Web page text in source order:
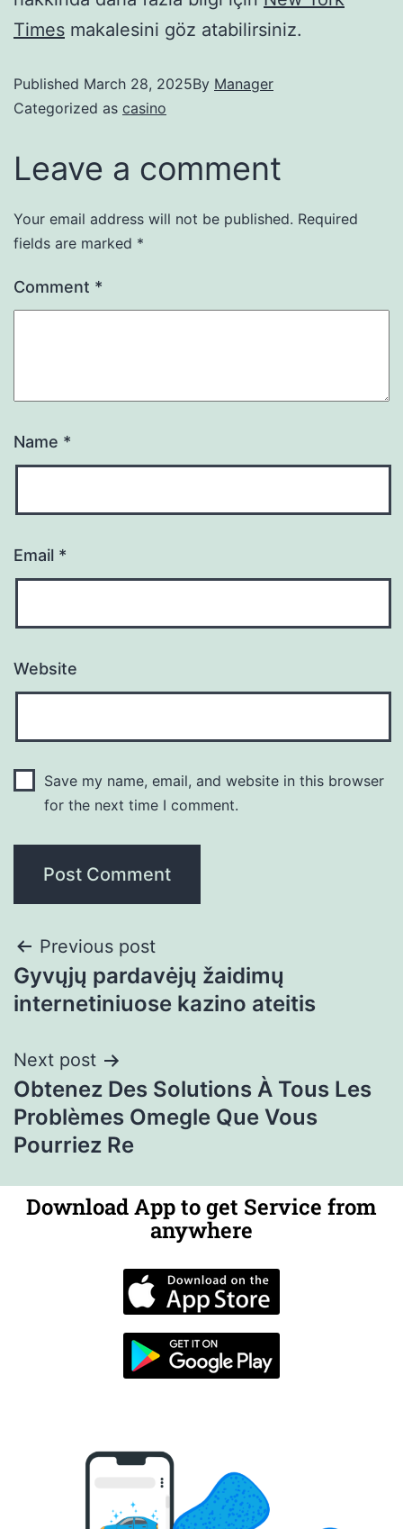
Times makalesini göz atabilirsiniz.
Published March 28, 2025By Manager
Categorized as casino
Leave a comment
Your email address will not be published. Required
fields are marked *
Comment *
Name *
Email *
Website
Save my name, email, and website in this browser
for the next time I comment.
Previous post
Gyvųjų pardavėjų žaidimų
internetiniuose kazino ateitis
Next post
Obtenez Des Solutions À Tous Les
Problèmes Omegle Que Vous
Pourriez Re
Download App to get Service from
anywhere